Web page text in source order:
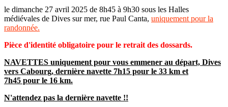
le dimanche 27 avril 2025 de 8h45 à 9h30 sous les Halles
médiévales de Dives sur mer, rue Paul Canta, uniquement pour la
randonnée.
Pièce d'identité obligatoire pour le retrait des dossards.
NAVETTES uniquement pour vous emmener au départ, Dives
vers Cabourg, dernière navette 7h15 pour le 33 km et
7h45 pour le 16 km.
N'attendez pas la dernière navette !!